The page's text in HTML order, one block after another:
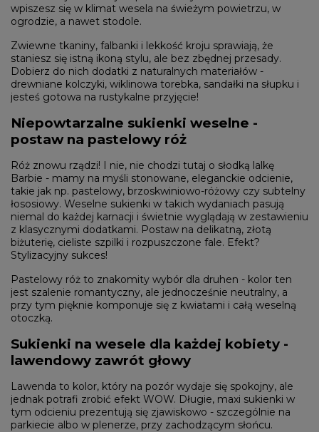
wpiszesz się w klimat wesela na świeżym powietrzu, w
ogrodzie, a nawet stodole.
Zwiewne tkaniny, falbanki i lekkość kroju sprawiają, że
staniesz się istną ikoną stylu, ale bez zbędnej przesady.
Dobierz do nich dodatki z naturalnych materiałów -
drewniane kolczyki, wiklinowa torebka, sandałki na słupku i
jesteś gotowa na rustykalne przyjęcie!
Niepowtarzalne sukienki weselne -
postaw na pastelowy róż
Róż znowu rządzi! I nie, nie chodzi tutaj o słodką lalkę
Barbie - mamy na myśli stonowane, eleganckie odcienie,
takie jak np. pastelowy, brzoskwiniowo-różowy czy subtelny
łososiowy. Weselne sukienki w takich wydaniach pasują
niemal do każdej karnacji i świetnie wyglądają w zestawieniu
z klasycznymi dodatkami. Postaw na delikatną, złotą
biżuterię, cieliste szpilki i rozpuszczone fale. Efekt?
Stylizacyjny sukces!
Pastelowy róż to znakomity wybór dla druhen - kolor ten
jest szalenie romantyczny, ale jednocześnie neutralny, a
przy tym pięknie komponuje się z kwiatami i całą weselną
otoczką.
Sukienki na wesele dla każdej kobiety -
lawendowy zawrót głowy
Lawenda to kolor, który na pozór wydaje się spokojny, ale
jednak potrafi zrobić efekt WOW. Długie, maxi sukienki w
tym odcieniu prezentują się zjawiskowo - szczególnie na
parkiecie albo w plenerze, przy zachodzącym słońcu.